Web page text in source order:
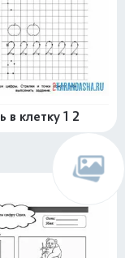
в клетку 1 2